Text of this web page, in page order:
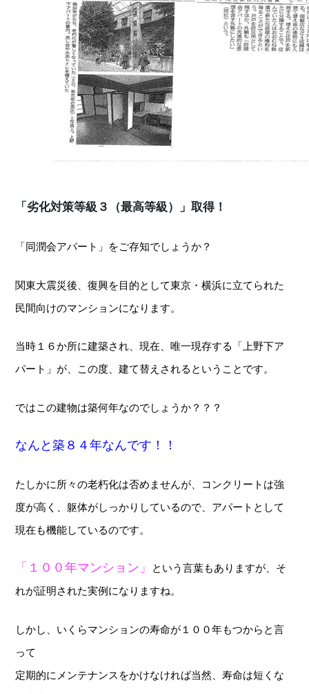
「劣化対策等級３（最高等級）」取得！
「同潤会アパート」をご存知でしょうか？
関東大震災後、復興を目的として東京・横浜に立てられた
民間向けのマンションになります。
当時１６か所に建築され、現在、唯一現存する「上野下ア
パート」が、この度、建て替えされるということです。
ではこの建物は築何年なのでしょうか？？？
なんと築８４年なんです！！
たしかに所々の老朽化は否めませんが、コンクリートは強
度が高く、躯体がしっかりしているので、アパートとして
現在も機能しているのです。
「１００年マンション」
という言葉もありますが、そ
れが証明された実例になりますね。
しかし、いくらマンションの寿命が１００年もつからと言
って
定期的にメンテナンスをかけなければ当然、寿命は短くな